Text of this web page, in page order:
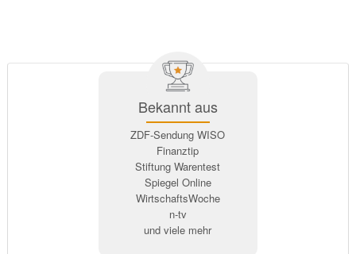
Bekannt aus
ZDF-Sendung WISO
Finanztip
Stiftung Warentest
Spiegel Online
WirtschaftsWoche
n-tv
und viele mehr